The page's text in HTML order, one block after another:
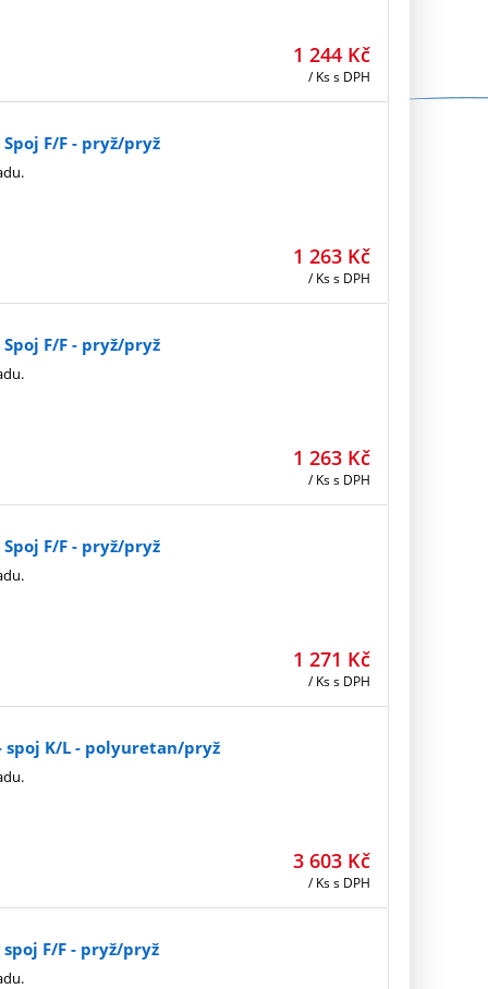
1 244Kč
/ Kss DPH
F/F - pryž/pryž
1 263Kč
/ Kss DPH
F/F - pryž/pryž
1 263Kč
/ Kss DPH
F/F - pryž/pryž
1 271 Kč
/ Kss DPH
spoj K/L - polyuretan/pryž
3 603Kč
/ Kss DPH
F/F - pryž/pryž